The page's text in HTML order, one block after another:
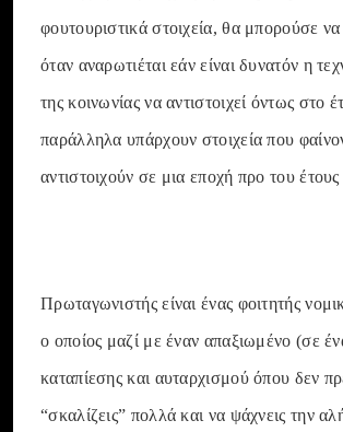
φουτουριστικά στοιχεία, θα μπορούσε να
όταν αναρωτιέται εάν είναι δυνατόν η
της κοινωνίας να αντιστοιχεί όντως στο
παράλληλα υπάρχουν στοιχεία που
αντιστοιχούν σε μια εποχή προ του
Πρωταγωνιστής είναι ένας φοιτητής
ο οποίος μαζί με έναν απαξιωμένο (σε
καταπίεσης και αυταρχισμού όπου δεν
“σκαλίζεις” πολλά και να ψάχνεις την